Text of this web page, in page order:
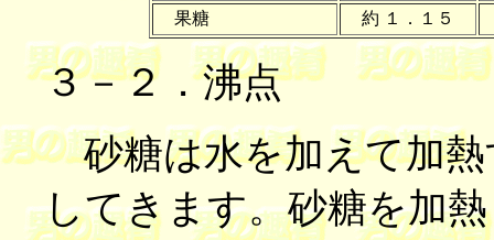
果糖
約 １．１５
３－２．沸点
砂糖は水を加えて加熱
してきます。砂糖を加